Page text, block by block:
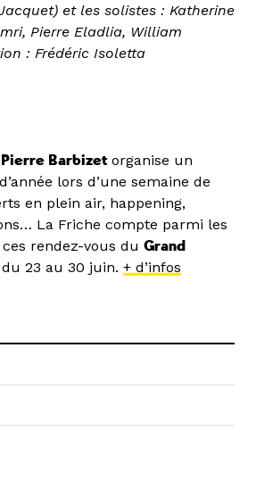
et les solistes : Katherine
Pierre Eladlia, William
: Frédéric Isoletta
Barbizet organise un
lors d’une semaine de
en plein air, happening,
La Friche compte parmi les
rendez-vous du Grand
23 au 30 juin. + d’infos